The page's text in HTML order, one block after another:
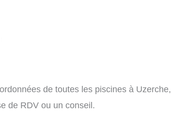
de toutes les piscines à Uzerche,
de RDV ou un conseil.